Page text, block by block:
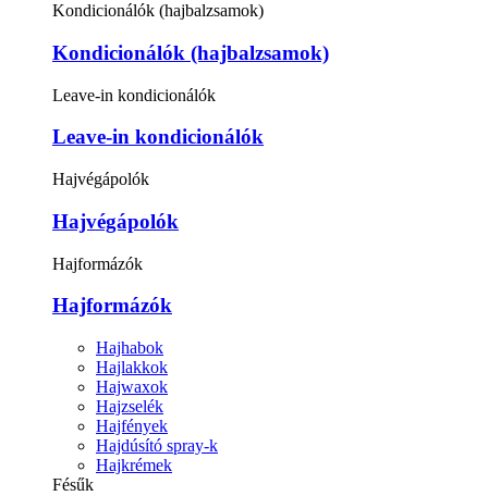
Kondicionálók (hajbalzsamok)
Kondicionálók (hajbalzsamok)
Leave-in kondicionálók
Leave-in kondicionálók
Hajvégápolók
Hajvégápolók
Hajformázók
Hajformázók
Hajhabok
Hajlakkok
Hajwaxok
Hajzselék
Hajfények
Hajdúsító spray-k
Hajkrémek
Fésűk